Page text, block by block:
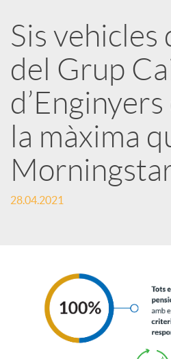
r
x
e
s
Sis vehicles
del Grup
la màxima
28.04.2021